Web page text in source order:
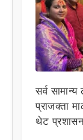
सर्व
प्राजक्ता
थेट